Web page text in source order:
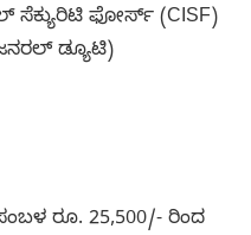
ಸೆಕ್ಯುರಿಟಿ ಫೋರ್ಸ್ (CISF)
ಡ್ಯೂಟಿ)
ರೂ. 25,500/- ರಿಂದ